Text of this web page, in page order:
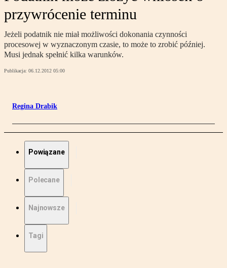
przywrócenie terminu
Jeżeli podatnik nie miał możliwości dokonania czynności
procesowej w wyznaczonym czasie, to może to zrobić później.
Musi jednak spełnić kilka warunków.
Publikacja: 06.12.2012 05:00
Regina Drabik
Powiązane
Polecane
Najnowsze
Tagi